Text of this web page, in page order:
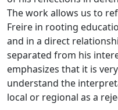
The work allows us to
Freire in rooting
and in a direct
separated from his
emphasizes that it is
understand the
local or regional as a